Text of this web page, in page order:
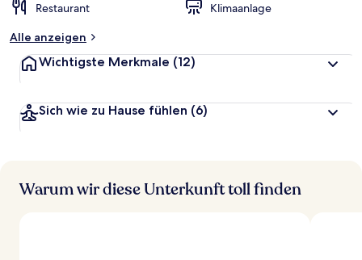
Restaurant
Klimaanlage
Alle anzeigen
Wichtigste Merkmale (12)
Sich wie zu Hause fühlen (6)
Warum wir diese Unterkunft toll finden